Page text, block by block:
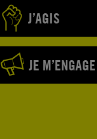
J’AGIS
JE M’ENGAGE